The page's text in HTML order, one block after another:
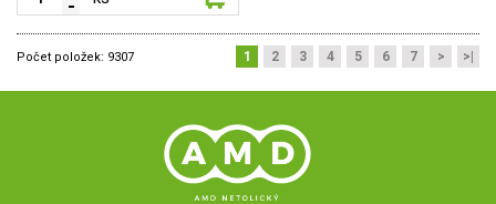
Počet položek: 9307 1 2 3 4 5 6 7 > >|